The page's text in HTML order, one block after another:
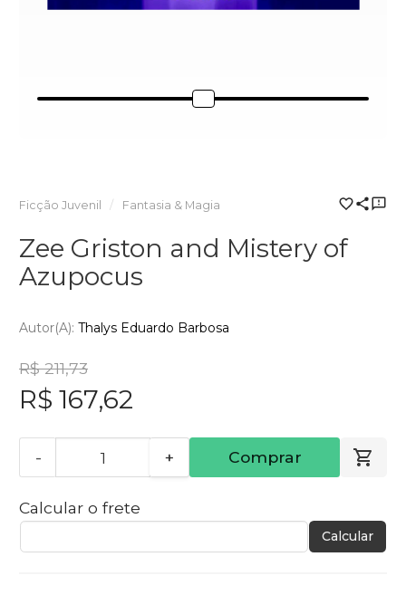
Ficção Juvenil Fantasia & Magia
Zee Griston and Mistery of
Azupocus
Autor(a): Thalys Eduardo Barbosa
R$ 211,73
R$ 167,62
- + Comprar
Calcular o frete
Calcular